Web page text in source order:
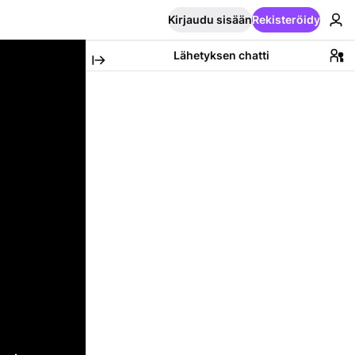
Kirjaudu sisäänRekisteröidy
Lähetyksen chatti